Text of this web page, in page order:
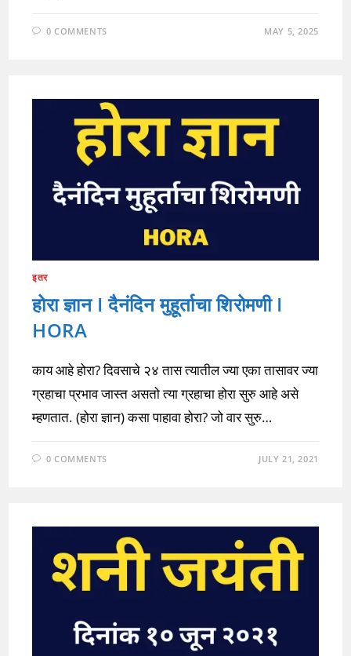
0 COMMENTS MAY 5, 2025
इतर
होरा ज्ञान I दैनंदिन मुहूर्ताचा शिरोमणी I
HORA
काय आहे होरा? दिवसाचे २४ तास त्यातील ज्या एका तासावर ज्या
ग्रहाचा प्रभाव जास्त असतो त्या ग्रहाचा होरा सुरु आहे असे
म्हणतात. (होरा ज्ञान) कसा पाहावा होरा? जो वार सुरु…
0 COMMENTS JULY 21, 2021